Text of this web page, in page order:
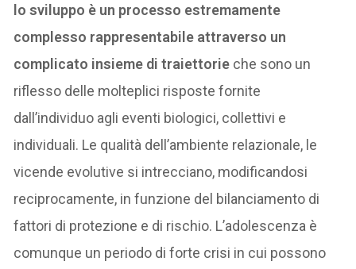
lo sviluppo è un processo estremamente
complesso rappresentabile attraverso un
complicato insieme di traiettorie che sono un
riflesso delle molteplici risposte fornite
dall’individuo agli eventi biologici, collettivi e
individuali. Le qualità dell’ambiente relazionale, le
vicende evolutive si intrecciano, modificandosi
reciprocamente, in funzione del bilanciamento di
fattori di protezione e di rischio. L’adolescenza è
comunque un periodo di forte crisi in cui possono